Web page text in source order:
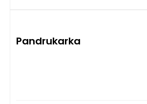
Pandrukarka